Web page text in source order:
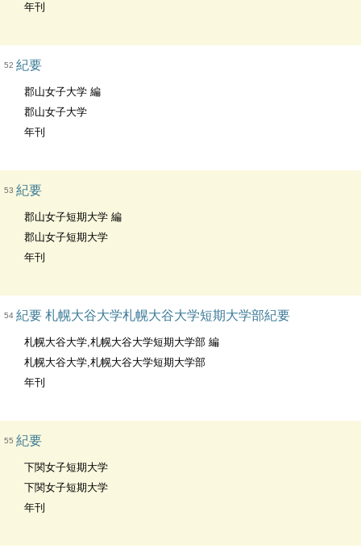
年刊
52 紀要
郡山女子大学 編
郡山女子大学
年刊
53 紀要
郡山女子短期大学 編
郡山女子短期大学
年刊
54 紀要 札幌大谷大学札幌大谷大学短期大学部紀要
札幌大谷大学,札幌大谷大学短期大学部 編
札幌大谷大学,札幌大谷大学短期大学部
年刊
55 紀要
下関女子短期大学
下関女子短期大学
年刊